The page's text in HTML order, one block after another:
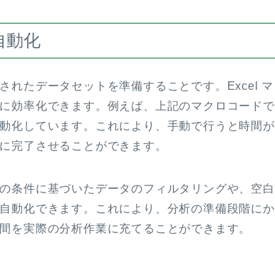
動化
れたデータセットを準備することです。Excel マ
効率化できます。例えば、上記のマクロコードで
化しています。これにより、手動で行うと時間が
完了させることができます。
条件に基づいたデータのフィルタリングや、空白
動化できます。これにより、分析の準備段階にか
を実際の分析作業に充てることができます。